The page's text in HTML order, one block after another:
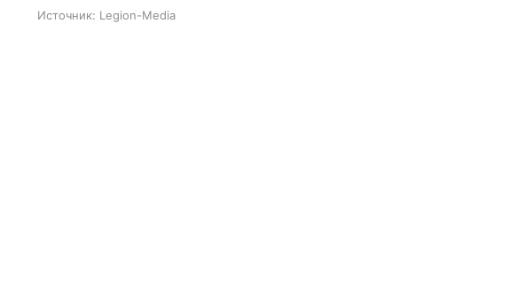
Источник: Legion-Media